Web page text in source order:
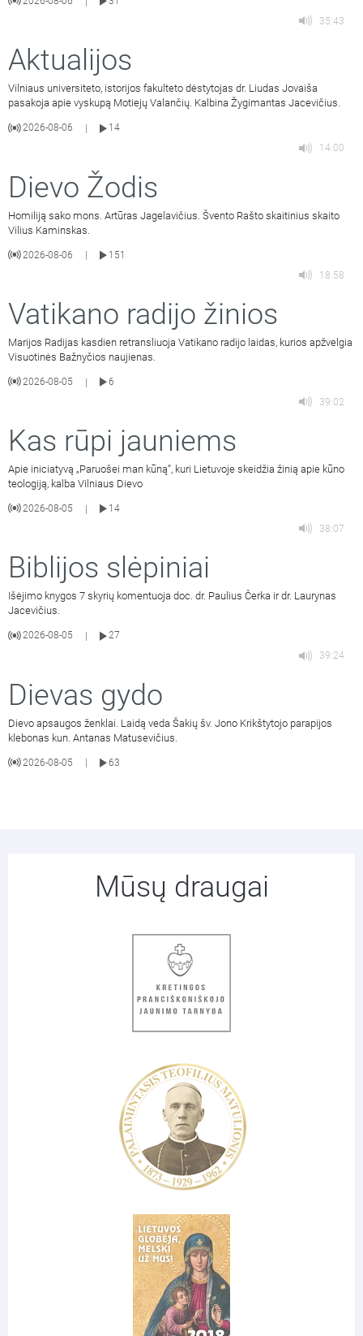
35:43
Aktualijos
Vilniaus universiteto, istorijos fakulteto dėstytojas dr. Liudas Jovaiša
pasakoja apie vyskupą Motiejų Valančių. Kalbina Žygimantas Jacevičius.
2026-08-06
14
14:00
Dievo Žodis
Homiliją sako mons. Artūras Jagelavičius. Švento Rašto skaitinius skaito
Vilius Kaminskas.
2026-08-06
151
18:58
Vatikano radijo žinios
Marijos Radijas kasdien retransliuoja Vatikano radijo laidas, kurios apžvelgia
Visuotinės Bažnyčios naujienas.
2026-08-05 |
6
39:02
Kas rūpi jauniems
Apie iniciatyvą „Paruošei man kūną“, kuri Lietuvoje skeidžia žinią apie kūno
teologiją, kalba Vilniaus Dievo
2026-08-05 |
14
38:07
Biblijos slėpiniai
Išėjimo knygos 7 skyrių komentuoja doc. dr. Paulius Čerka ir dr. Laurynas
Jacevičius.
2026-08-05
27
39:24
Dievas gydo
Dievo apsaugos ženklai. Laidą veda Šakių šv. Jono Krikštytojo parapijos
klebonas kun. Antanas Matusevičius.
2026-08-05 63
Mūsų draugai